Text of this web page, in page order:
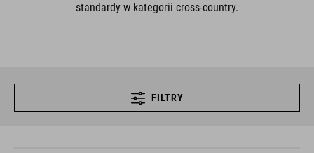
standardy w kategorii cross-country.
FILTRY